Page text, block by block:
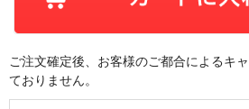
ご注文確定後、お客様のご都合によるキ
ておりません。